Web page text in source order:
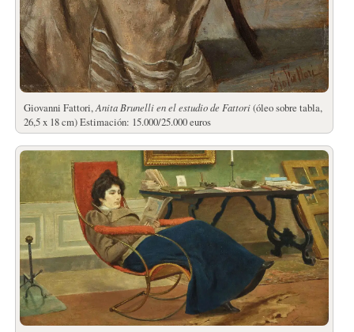
Giovanni Fattori,Anita Brunelli en el estudio de Fattori(óleo sobre tabla,
26,5 x 18 cm) Estimación: 15.000/25.000 euros